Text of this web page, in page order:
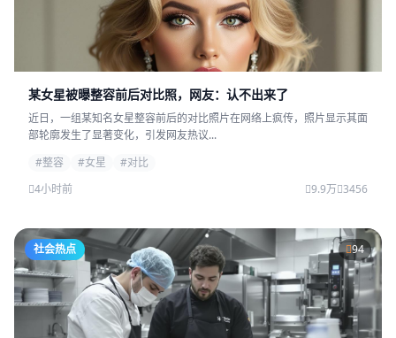
某女星被曝整容前后对比照，网友：认不出来了
近日，一组某知名女星整容前后的对比照片在网络上疯传，照片显示其面
部轮廓发生了显著变化，引发网友热议...
#整容
#女星
#对比
4小时前
9.9万 3456
社会热点 94